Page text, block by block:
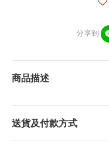
分享到
商品描述
送貨及付款方式